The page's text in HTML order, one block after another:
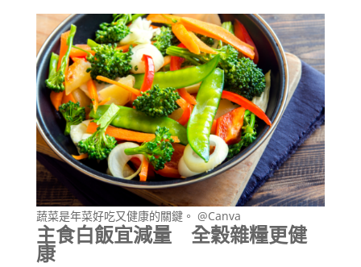
蔬菜是年菜好吃又健康的關鍵。 @Canva
主食白飯宜減量 全穀雜糧更健
康